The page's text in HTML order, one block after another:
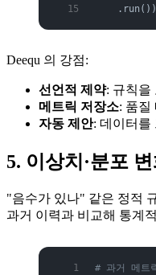
    .run())
Deequ 의 강점:
선언적 제약: 규칙을
메트릭 저장소: 품질
자동 제안: 데이터를
5. 이상치·분포
"음수가 있나" 같은 정적
과거 이력과 비교해 통계
# 과거 메트